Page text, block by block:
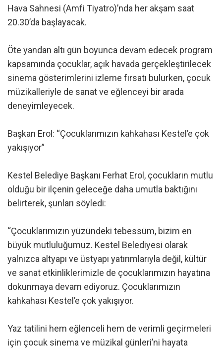
Hava Sahnesi (Amfi Tiyatro)’nda her akşam saat
20.30’da başlayacak.
Öte yandan altı gün boyunca devam edecek program
kapsamında çocuklar, açık havada gerçekleştirilecek
sinema gösterimlerini izleme fırsatı bulurken, çocuk
müzikalleriyle de sanat ve eğlenceyi bir arada
deneyimleyecek.
Başkan Erol: “Çocuklarımızın kahkahası Kestel’e çok
yakışıyor”
Kestel Belediye Başkanı Ferhat Erol, çocukların mutlu
olduğu bir ilçenin geleceğe daha umutla baktığını
belirterek, şunları söyledi:
“Çocuklarımızın yüzündeki tebessüm, bizim en
büyük mutluluğumuz. Kestel Belediyesi olarak
yalnızca altyapı ve üstyapı yatırımlarıyla değil, kültür
ve sanat etkinliklerimizle de çocuklarımızın hayatına
dokunmaya devam ediyoruz. Çocuklarımızın
kahkahası Kestel’e çok yakışıyor.
Yaz tatilini hem eğlenceli hem de verimli geçirmeleri
için çocuk sinema ve müzikal günleri’ni hayata